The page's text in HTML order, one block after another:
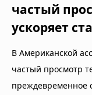
частый
ускоряет
В Американской
частый просмотр
преждевременное